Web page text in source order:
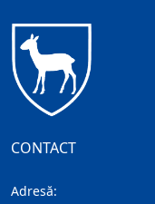
CONTACT
Adresă: